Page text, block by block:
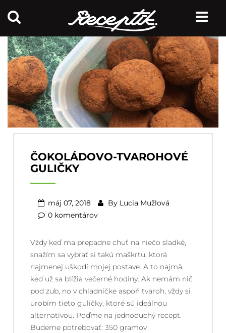
ČOKOLÁDOVO-TVAROHOVÉ
GULIČKY
máj 07, 2018 By Lucia Mužlová
0 komentárov
Vždy keď ma prepadne chuť na niečo sladké,
snažím sa vybrať si takú maškrtu, ktorá
najmenej uškodí mojej postave. A to najmä,
keď už sa blížia večerné hodiny. Ak nemám nič
pod zub, no v chladničke aspoň tvaroh, vždy si
urobím tieto guličky, ktoré sú ideálnou
alternatívou. Poďme na jednoduchý recept.
Budeme potrebovať: 350 gramov